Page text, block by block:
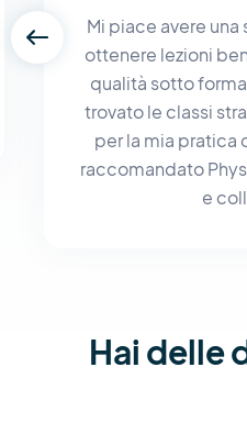
Mi piace avere
ottenere lezioni
qualità sotto
trovato le classi
per la mia pratica
raccomandato
e
Hai delle